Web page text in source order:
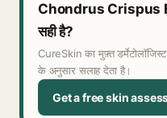
Chondrus Crispus
सही है?
CureSkin का मुफ़्त
के अनुसार सलाह देता है।
Get a free skin